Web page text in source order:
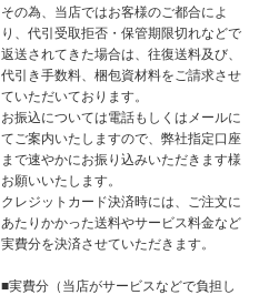
その為、当店ではお客様のご都合によ
り、代引受取拒否・保管期限切れなどで
返送されてきた場合は、往復送料及び、
代引き手数料、梱包資材料をご請求させ
ていただいております。
お振込については電話もしくはメールに
てご案内いたしますので、弊社指定口座
まで速やかにお振り込みいただきます様
お願いいたします。
クレジットカード決済時には、ご注文に
あたりかかった送料やサービス料金など
実費分を決済させていただきます。
■実費分（当店がサービスなどで負担し